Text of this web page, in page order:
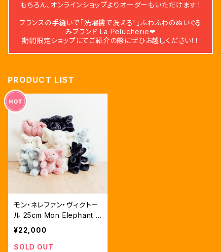
もちろん、オンラインショップよりオーダーもいただけます！
フランスの手縫いで「洗濯機で洗える！」ふわふわのぬいぐる
みブランド La Pelucherie❤︎
期間限定ショップにてご紹介の際にぜひお越しください！！
PRODUCT LIST
モン・ネレファン・ヴィクトー
ル 25cm Mon Elephant V
ictor (ゾウのぬいぐるみ）
(４色展開)
¥22,000
SOLD OUT